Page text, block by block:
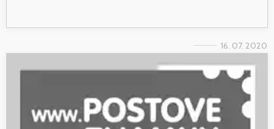
16. 07. 2020